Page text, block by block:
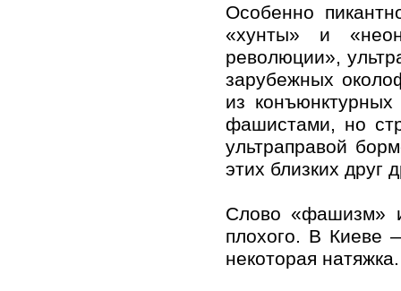
Особенно
«хунты» и
революции»,
зарубежных
из
фашистами, но
ультраправой
этих близких друг
Слово «фашизм»
плохого. В
некоторая натяжка.